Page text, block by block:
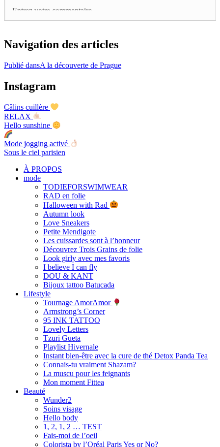
Navigation des articles
Publié dansA la découverte de Prague
Instagram
Câlins cuillère
RELAX
Hello sunshine
Mode jogging activé
Sous le ciel parisien
À PROPOS
mode
TODIEFORSWIMWEAR
RAD en folie
Halloween with Rad
Autumn look
Love Sneakers
Petite Mendigote
Les cuissardes sont à l’honneur
Découvrez Trois Grains de folie
Look girly avec mes favoris
I believe I can fly
DOU & KANT
Bijoux tattoo Batucada
Lifestyle
Tournage AmorAmor
Armstrong’s Corner
95 INK TATTOO
Lovely Letters
Tzuri Gueta
Playlist Hivernale
Instant bien-être avec la cure de thé Detox Panda Tea
Connais-tu vraiment Shazam?
La muscu pour les feignants
Mon moment Fittea
Beauté
Wunder2
Soins visage
Hello body
1, 2, 1, 2 … TEST
Fais-moi de l’oeil
Colorista by l’Oréal Paris Yes or No?